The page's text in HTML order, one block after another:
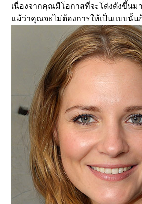
เนื่องจากคุณมีโอกาสที่จะโด่งดังขึ้น
แม้ว่าคุณจะไม่ต้องการให้เป็นแบบนั้น